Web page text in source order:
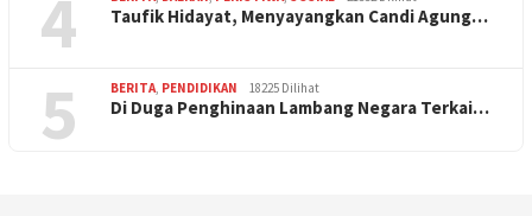
4 Taufik Hidayat, Menyayangkan Candi Agung…
5 BERITA PENDIDIKAN 18225 Dilihat
Di Duga Penghinaan Lambang Negara Terkai…